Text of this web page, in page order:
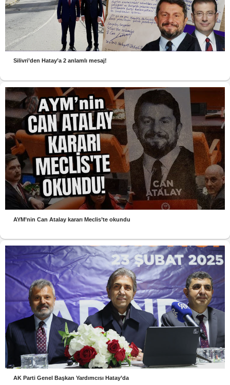
Silivri’den Hatay’a 2 anlamlı mesaj!
AYM’nin Can Atalay kararı Meclis’te okundu
AK Parti Genel Başkan Yardımcısı Hatay’da